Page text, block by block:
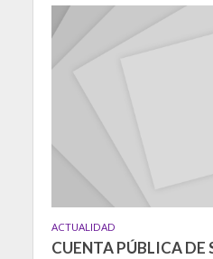
ACTUALIDAD
CUENTA PÚBLICA DE